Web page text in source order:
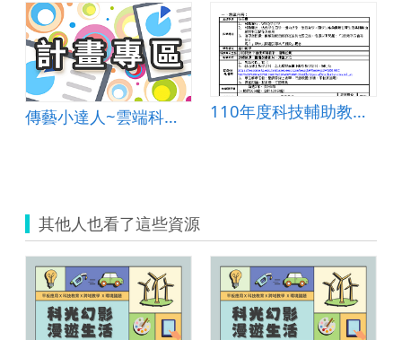
傳藝小達人~雲端科技與傳統藝術的相遇 110年度科技輔助教學與學習計畫(數學科)
其他人也看了這些資源